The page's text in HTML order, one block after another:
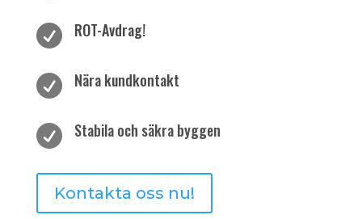
 ROT-Avdrag!
 Nära kundkontakt
 Stabila och säkra byggen
Kontakta oss nu!